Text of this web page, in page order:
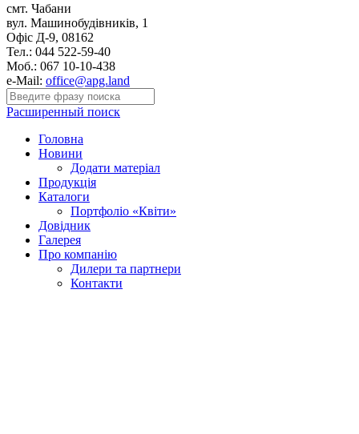
смт. Чабани
вул. Машинобудівників, 1
Офіс Д-9, 08162
Тел.: 044 522-59-40
Моб.: 067 10-10-438
e-Mail: office@apg.land
Расширенный поиск
Головна
Новини
Додати матеріал
Продукція
Каталоги
Портфоліо «Квіти»
Довідник
Галерея
Про компанію
Дилери та партнери
Контакти